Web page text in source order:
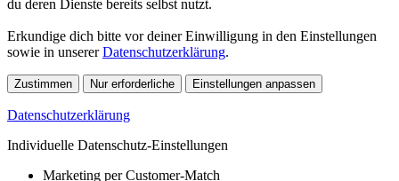
du deren Dienste bereits selbst nutzt.
Erkundige dich bitte vor deiner Einwilligung in den Einstellungen
sowie in unsererDatenschutzerklärung.
Zustimmen Nur erforderliche Einstellungen anpassen
Datenschutzerklärung
Individuelle Datenschutz-Einstellungen
Marketing per Customer-Match